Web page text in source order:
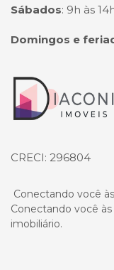
Sábados: 9h às
Domingos e
Página inicial
CRECI: 296804
Conectando você
Conectando você
imobiliário.